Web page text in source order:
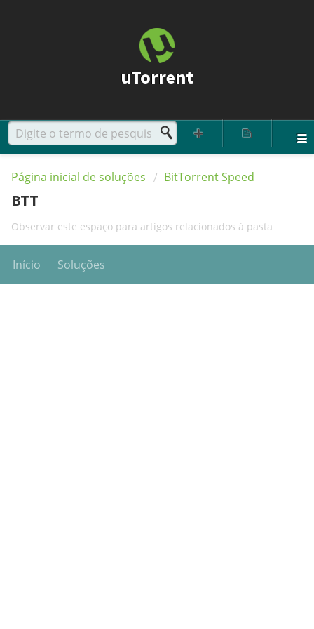
uTorrent
Página inicial de soluções BitTorrent Speed
BTT
Observar este espaço para artigos relacionados à pasta
Início Soluções